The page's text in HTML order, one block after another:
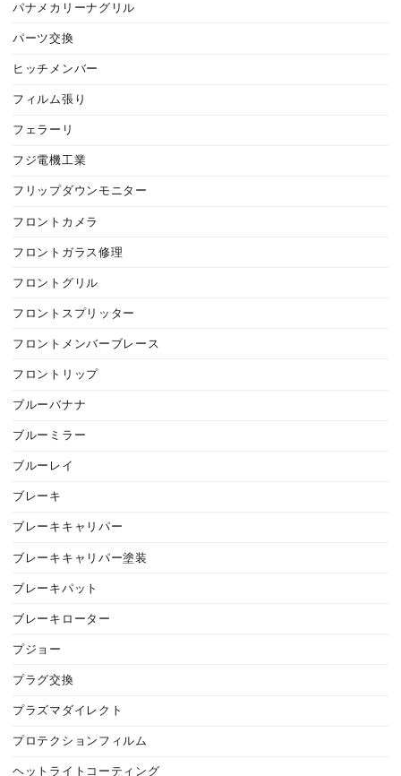
パナメカリーナグリル
パーツ交換
ヒッチメンバー
フィルム張り
フェラーリ
フジ電機工業
フリップダウンモニター
フロントカメラ
フロントガラス修理
フロントグリル
フロントスプリッター
フロントメンバーブレース
フロントリップ
ブルーバナナ
ブルーミラー
ブルーレイ
ブレーキ
ブレーキキャリパー
ブレーキキャリパー塗装
ブレーキパット
ブレーキローター
プジョー
プラグ交換
プラズマダイレクト
プロテクションフィルム
ヘットライトコーティング